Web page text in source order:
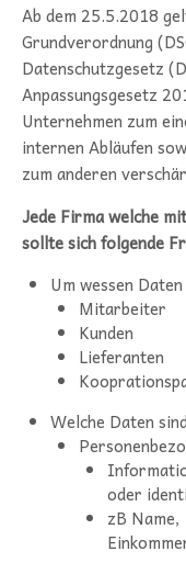
Ab dem 25.5.2018
Grundverordnung
Datenschutzgesetz
Anpassungsgesetz
Unternehmen zum
internen Abläufen
zum anderen
Jede Firma welche
sollte sich folgende
Um wessen
Mitarbeiter
Kunden
Lieferanten
Welche Daten
oder
zB